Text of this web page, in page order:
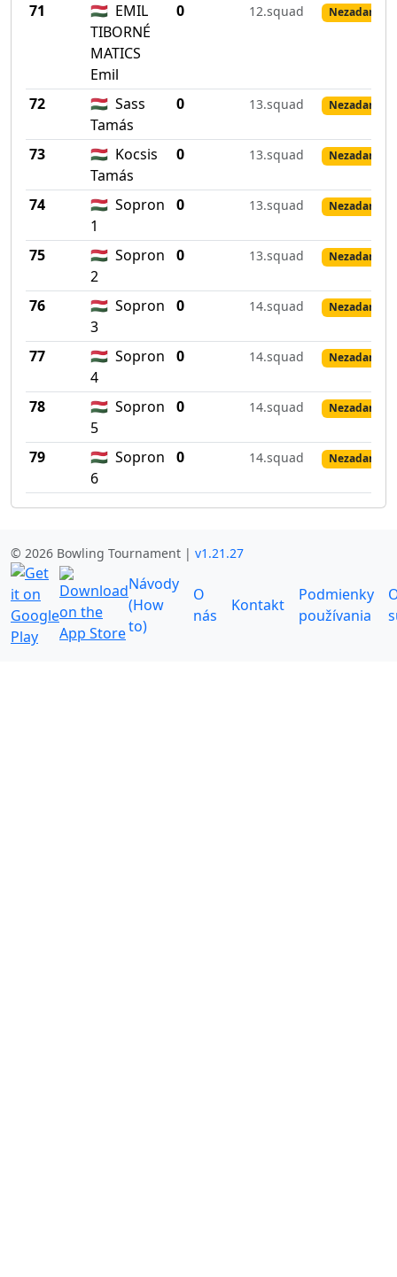
71 🇭🇺 EMIL
TIBORNÉ
MATICS
Emil
0 12.squad Nezadané
72 🇭🇺 Sass
Tamás
0 13.squad Nezadané
73 🇭🇺 Kocsis
Tamás
0 13.squad Nezadané
74 🇭🇺 Sopron
1
0 13.squad Nezadané
75 🇭🇺 Sopron
2
0 13.squad Nezadané
76 🇭🇺 Sopron
3
0 14.squad Nezadané
77 🇭🇺 Sopron
4
0 14.squad Nezadané
78 🇭🇺 Sopron
5
0 14.squad Nezadané
79 🇭🇺 Sopron
6
0 14.squad Nezadané
© 2026 Bowling Tournament | v1.21.27
Návody
(How
to)
O
nás
Kontakt
Podmienky
používania